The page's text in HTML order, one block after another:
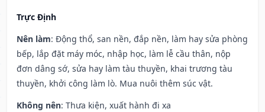
Trực Định
Nên làm: Động thổ, san nền, đắp nền, làm hay sửa phòng
bếp, lắp đặt máy móc, nhập học, làm lễ cầu thân, nộp
đơn dâng sớ, sửa hay làm tàu thuyền, khai trương tàu
thuyền, khởi công làm lò. Mua nuôi thêm súc vật.
Không nên: Thưa kiện, xuất hành đi xa